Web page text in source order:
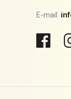
E-mail: